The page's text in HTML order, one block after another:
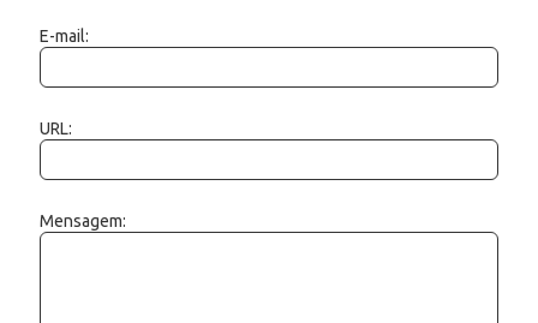
E-mail:
URL:
Mensagem: